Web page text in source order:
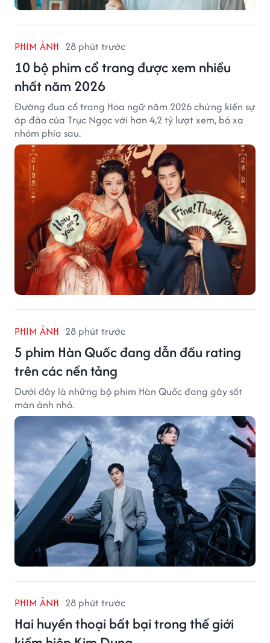
PHIM ẢNH 28 phút trước
10 bộ phim cổ trang được xem nhiều
nhất năm 2026
Đường đua cổ trang Hoa ngữ năm 2026 chứng kiến sự
áp đảo của Trục Ngọc với hơn 4,2 tỷ lượt xem, bỏ xa
nhóm phía sau.
PHIM ẢNH 28 phút trước
5 phim Hàn Quốc đang dẫn đầu rating
trên các nền tảng
Dưới đây là những bộ phim Hàn Quốc đang gây sốt
màn ảnh nhỏ.
PHIM ẢNH 28 phút trước
Hai huyền thoại bất bại trong thế giới